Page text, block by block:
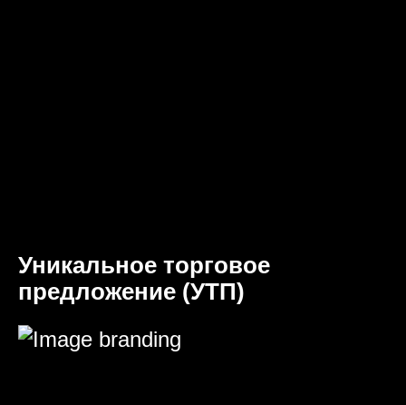
Уникальное торговое
предложение (УТП)